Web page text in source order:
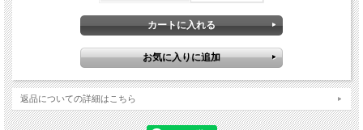
返品についての詳細はこちら